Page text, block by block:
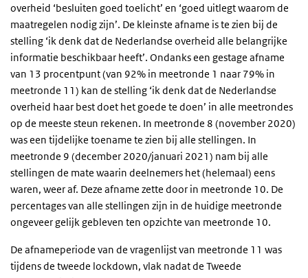
overheid ‘besluiten goed toelicht’ en ‘goed uitlegt waarom de
maatregelen nodig zijn’. De kleinste afname is te zien bij de
stelling ‘ik denk dat de Nederlandse overheid alle belangrijke
informatie beschikbaar heeft’. Ondanks een gestage afname
van 13 procentpunt (van 92% in meetronde 1 naar 79% in
meetronde 11) kan de stelling ‘ik denk dat de Nederlandse
overheid haar best doet het goede te doen’ in alle meetrondes
op de meeste steun rekenen. In meetronde 8 (november 2020)
was een tijdelijke toename te zien bij alle stellingen. In
meetronde 9 (december 2020/januari 2021) nam bij alle
stellingen de mate waarin deelnemers het (helemaal) eens
waren, weer af. Deze afname zette door in meetronde 10. De
percentages van alle stellingen zijn in de huidige meetronde
ongeveer gelijk gebleven ten opzichte van meetronde 10.
De afnameperiode van de vragenlijst van meetronde 11 was
tijdens de tweede lockdown, vlak nadat de Tweede